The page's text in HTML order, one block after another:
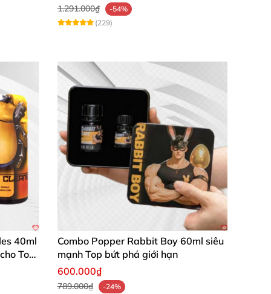
nhất
1.291.000₫
-54%
(229)
40ml
Top
Combo Popper Rabbit Boy 60ml siêu
mạnh Top bứt phá giới hạn
600.000₫
789.000₫
-24%